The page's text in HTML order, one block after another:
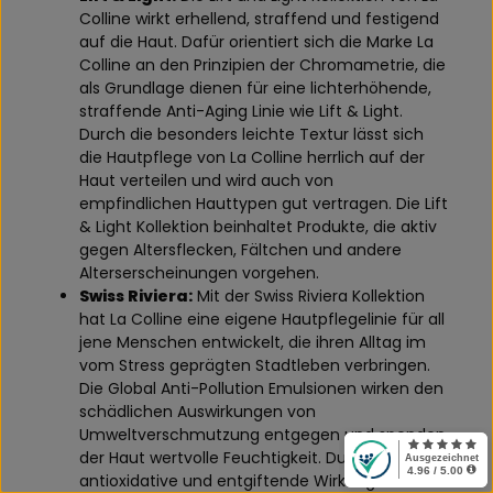
Colline wirkt erhellend, straffend und festigend
auf die Haut. Dafür orientiert sich die Marke La
Colline an den Prinzipien der Chromametrie, die
als Grundlage dienen für eine lichterhöhende,
straffende Anti-Aging Linie wie Lift & Light.
Durch die besonders leichte Textur lässt sich
die Hautpflege von La Colline herrlich auf der
Haut verteilen und wird auch von
empfindlichen Hauttypen gut vertragen. Die Lift
& Light Kollektion beinhaltet Produkte, die aktiv
gegen Altersflecken, Fältchen und andere
Alterserscheinungen vorgehen.
Swiss Riviera: Mit der Swiss Riviera Kollektion
hat La Colline eine eigene Hautpflegelinie für all
jene Menschen entwickelt, die ihren Alltag im
vom Stress geprägten Stadtleben verbringen.
Die Global Anti-Pollution Emulsionen wirken den
schädlichen Auswirkungen von
Umweltverschmutzung entgegen und spenden
der Haut wertvolle Feuchtigkeit. Durch die
antioxidative und entgiftende Wirkung bieten